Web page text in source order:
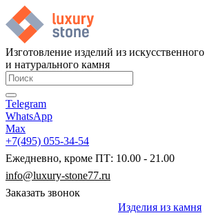
Изготовление изделий из искусственного
и натурального камня
Telegram
WhatsApp
Max
+7(495) 055-34-54
Ежедневно, кроме ПТ: 10.00 - 21.00
info@luxury-stone77.ru
Заказать звонок
Изделия из камня